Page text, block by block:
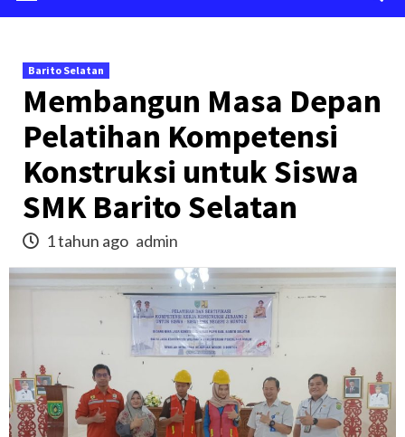
Barito Selatan
Membangun Masa Depan
Pelatihan Kompetensi
Konstruksi untuk Siswa
SMK Barito Selatan
1 tahun ago admin